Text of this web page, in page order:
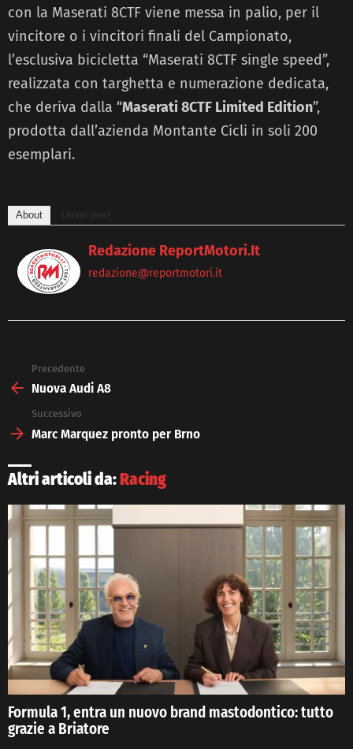
con la Maserati 8CTF viene messa in palio, per il
vincitore o i vincitori finali del Campionato,
l’esclusiva bicicletta “Maserati 8CTF single speed”,
realizzata con targhetta e numerazione dedicata,
che deriva dalla “Maserati 8CTF Limited Edition”,
prodotta dall’azienda Montante Cicli in soli 200
esemplari.
About Ultimi post
Redazione ReportMotori.it
redazione@reportmotori.it
more
Precedente
Nuova Audi A8
Successivo
Marc Marquez pronto per Brno
Altri articoli da:Racing
Formula 1, entra un nuovo brand mastodontico: tutto
grazie a Briatore